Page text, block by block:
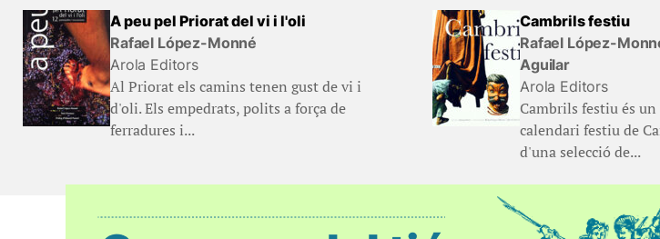
A peu pel Priorat del vi i l'oli
Rafael López-Monné
Arola Editors
Al Priorat els camins tenen gust de vi i
d'oli. Els empedrats, polits a força de
ferradures i...
Cambrils festiu
Rafael López-
Aguilar
Arola Editors
Cambrils festiu és
calendari festiu de
d'una selecció de...